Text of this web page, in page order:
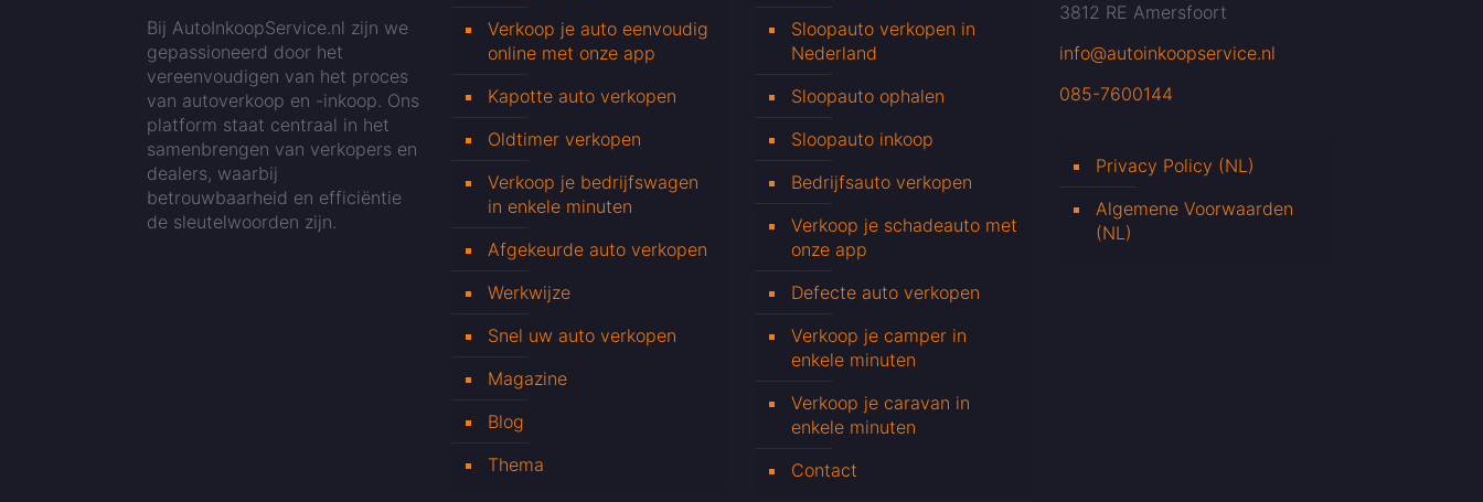
Bij AutoInkoopService.nl zijn we
gepassioneerd door het
vereenvoudigen van het proces
van autoverkoop en -inkoop. Ons
platform staat centraal in het
samenbrengen van verkopers en
dealers, waarbij
betrouwbaarheid en efficiëntie
de sleutelwoorden zijn.
Verkoop je auto eenvoudig
online met onze app
Kapotte auto verkopen
Oldtimer verkopen
Verkoop je bedrijfswagen
in enkele minuten
Afgekeurde auto verkopen
Werkwijze
Snel uw auto verkopen
Magazine
Blog
Thema
Sloopauto verkopen in
Nederland
Sloopauto ophalen
Sloopauto inkoop
Bedrijfsauto verkopen
Verkoop je schadeauto met
onze app
Defecte auto verkopen
Verkoop je camper in
enkele minuten
Verkoop je caravan in
enkele minuten
Contact
3812 RE Amersfoort
info@autoinkoopservice.nl
085-7600144
Privacy Policy (NL)
Algemene Voorwaarden
(NL)